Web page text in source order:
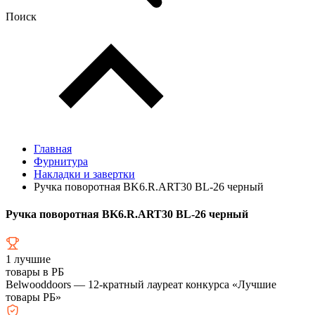
Поиск
Главная
Фурнитура
Накладки и завертки
Ручка поворотная BK6.R.ART30 BL-26 черный
Ручка поворотная BK6.R.ART30 BL-26 черный
1 лучшие
товары в РБ
Belwooddoors — 12-кратный лауреат конкурса «Лучшие
товары РБ»